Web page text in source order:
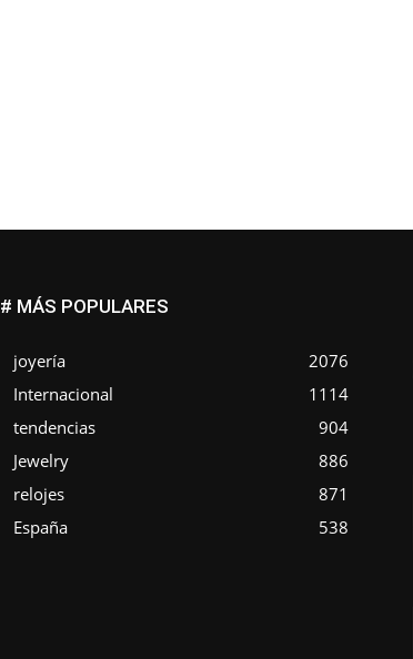
# MÁS POPULARES
joyería
2076
Internacional
1114
tendencias
904
Jewelry
886
relojes
871
España
538